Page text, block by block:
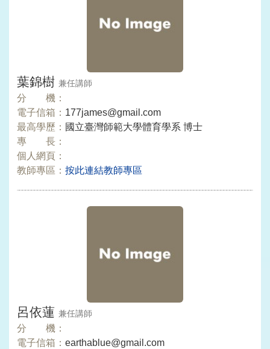
葉錦樹 兼任講師
分 機：
電子信箱： 177james@gmail.com
最高學歷： 國立臺灣師範大學體育學系 博士
專 長：
個人網頁：
教師專區： 按此連結教師專區
呂依蓮 兼任講師
分 機：
電子信箱： earthablue@gmail.com